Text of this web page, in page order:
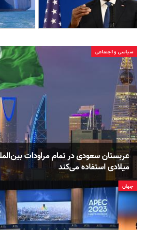
سیاسی و اجتماعی
عربستان سعودی در تمام مراودات
میلادی استفاده می‌کند
جهان